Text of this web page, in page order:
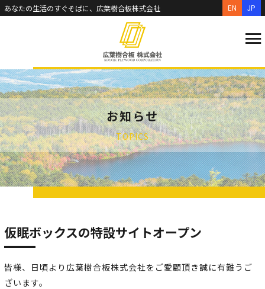
あなたの生活のすぐそばに、広葉樹合板株式会社 EN JP
お知らせ
TOPICS
仮眠ボックスの特設サイトオープン
皆様、日頃より広葉樹合板株式会社をご愛顧頂き誠に有難うご
ざいます。